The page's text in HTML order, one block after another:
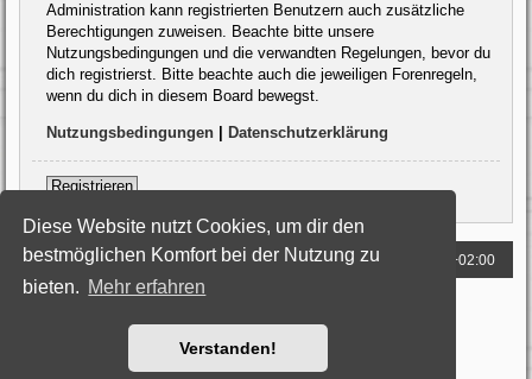
Diese Website nutzt Cookies, um dir den
bestmöglichen Komfort bei der Nutzung zu
bieten. Mehr erfahren
Verstanden!
Administration kann registrierten Benutzern auch zusätzliche
Berechtigungen zuweisen. Beachte bitte unsere
Nutzungsbedingungen und die verwandten Regelungen, bevor du
dich registrierst. Bitte beachte auch die jeweiligen Forenregeln,
wenn du dich in diesem Board bewegst.
Nutzungsbedingungen Datenschutzerklärung
Registrieren
Foren-Übersicht Alle Zeiten sind UTC+02:00
Powered byphpBB® Forum Software © phpBB Limited
Nutzungsbedingungen